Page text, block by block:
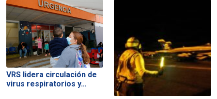
VRS lidera circulación de
virus respiratorios y…